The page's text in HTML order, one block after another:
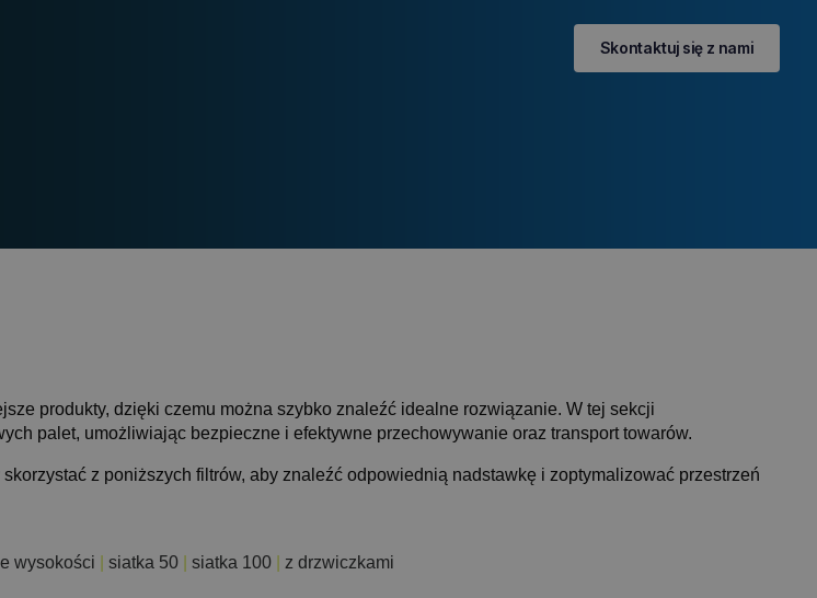
Skontaktuj się z nami
produkty, dzięki czemu można szybko znaleźć idealne rozwiązanie. W tej sekcji
palet, umożliwiając bezpieczne i efektywne przechowywanie oraz transport towarów.
z poniższych filtrów, aby znaleźć odpowiednią nadstawkę i zoptymalizować przestrzeń
wysokości siatka 50 siatka 100 z drzwiczkami